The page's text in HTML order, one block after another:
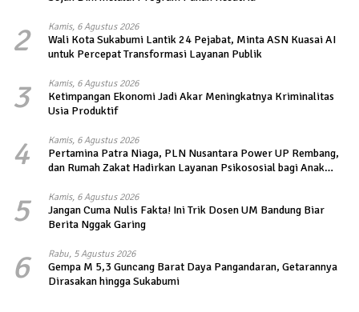
2 Kamis, 6 Agustus 2026
Wali Kota Sukabumi Lantik 24 Pejabat, Minta ASN Kuasai AI
untuk Percepat Transformasi Layanan Publik
3 Kamis, 6 Agustus 2026
Ketimpangan Ekonomi Jadi Akar Meningkatnya Kriminalitas
Usia Produktif
4 Kamis, 6 Agustus 2026
Pertamina Patra Niaga, PLN Nusantara Power UP Rembang,
dan Rumah Zakat Hadirkan Layanan Psikososial bagi Anak
5 Kamis, 6 Agustus 2026
Jangan Cuma Nulis Fakta! Ini Trik Dosen UM Bandung Biar
Berita Nggak Garing
6 Rabu, 5 Agustus 2026
Gempa M 5,3 Guncang Barat Daya Pangandaran, Getarannya
Dirasakan hingga Sukabumi